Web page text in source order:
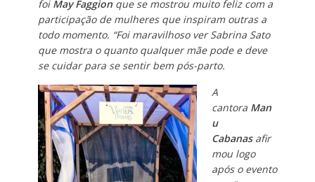
foi May Faggionque se mostrou muito feliz com a
participação de mulheres que inspiram outras a
todo momento. “Foi maravilhoso ver Sabrina Sato
que mostra o quanto qualquer mãe pode e deve
se cuidar para se sentir bem pós-parto.
A
cantora Man
u
Cabanasafir
mou logo
após o evento